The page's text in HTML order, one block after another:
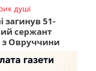
душі
загинув 51-
сержант
з Овруччини